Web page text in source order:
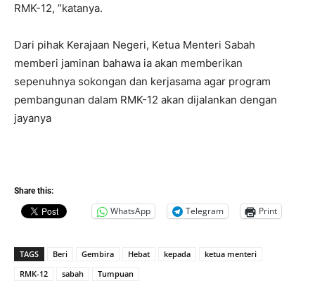
RMK-12, ”katanya.
Dari pihak Kerajaan Negeri, Ketua Menteri Sabah
memberi jaminan bahawa ia akan memberikan
sepenuhnya sokongan dan kerjasama agar program
pembangunan dalam RMK-12 akan dijalankan dengan
jayanya
Share this:
WhatsApp Telegram Print
TAGS Beri Gembira Hebat kepada
ketua menteri
RMK-12
sabah Tumpuan